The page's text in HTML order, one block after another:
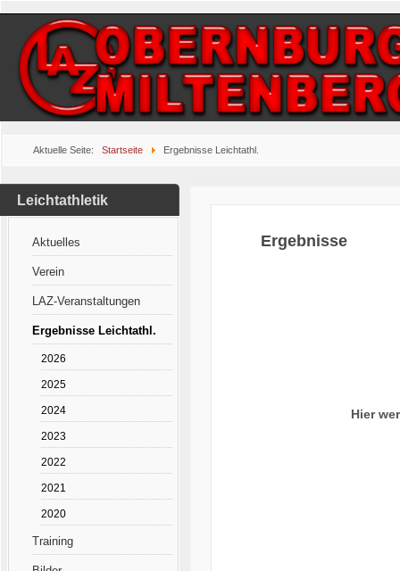
Aktuelle Seite: Startseite Ergebnisse Leichtathl.
Leichtathletik
Aktuelles
Verein
LAZ-Veranstaltungen
Ergebnisse Leichtathl.
2026
2025
2024
2023
2022
2021
2020
Training
Ergebnisse
Hier